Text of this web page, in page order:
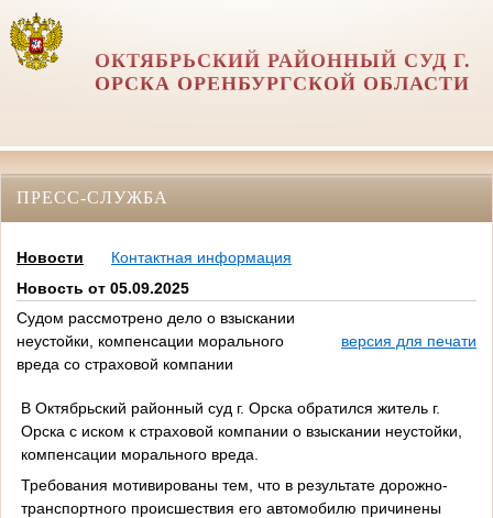
ОКТЯБРЬСКИЙ РАЙОННЫЙ СУД Г.
ОРСКА ОРЕНБУРГСКОЙ ОБЛАСТИ
ПРЕСС-СЛУЖБА
Новости
Контактная информация
Новость от 05.09.2025
Судом рассмотрено дело о взыскании
неустойки, компенсации морального
вреда со страховой компании
версия для печати
В Октябрьский районный суд г. Орска обратился житель г.
Орска с иском к страховой компании о взыскании неустойки,
компенсации морального вреда.
Требования мотивированы тем, что в результате дорожно-
транспортного происшествия его автомобилю причинены